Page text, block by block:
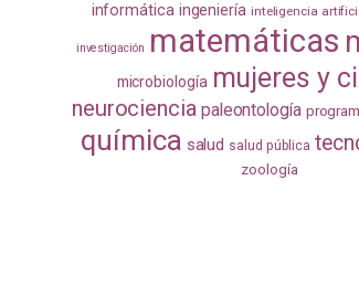
informática ingeniería inteligencia
investigación matemáticas
microbiología mujeres y
neurociencia paleontología
química salud salud pública
zoología